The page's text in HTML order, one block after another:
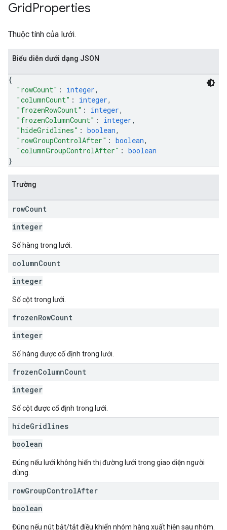
GridProperties
Thuộc tính của lưới.
Biểu diễn dưới dạng JSON
{
"rowCount" : integer,
"columnCount" : integer,
"frozenRowCount" : integer,
"frozenColumnCount" : integer,
"hideGridlines" : boolean,
"rowGroupControlAfter" : boolean,
"columnGroupControlAfter" : boolean
}
Trường
rowCount
integer
Số hàng trong lưới.
columnCount
integer
Số cột trong lưới.
frozenRowCount
integer
Số hàng được cố định trong lưới.
frozenColumnCount
integer
Số cột được cố định trong lưới.
hideGridlines
boolean
Đúng nếu lưới không hiển thị đường lưới trong giao diện người
dùng.
rowGroupControlAfter
boolean
Đúng nếu nút bật/tắt điều khiển nhóm hàng xuất hiện sau nhóm.